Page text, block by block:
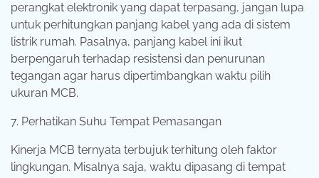
perangkat elektronik yang dapat terpasang, jangan lupa
untuk perhitungkan panjang kabel yang ada di sistem
listrik rumah. Pasalnya, panjang kabel ini ikut
berpengaruh terhadap resistensi dan penurunan
tegangan agar harus dipertimbangkan waktu pilih
ukuran MCB.
7. Perhatikan Suhu Tempat Pemasangan
Kinerja MCB ternyata terbujuk terhitung oleh faktor
lingkungan. Misalnya saja, waktu dipasang di tempat